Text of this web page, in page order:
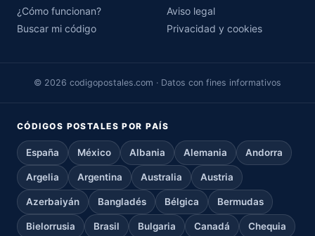
¿Cómo funcionan?
Buscar mi código
Aviso legal
Privacidad y cookies
© 2026 codigopostales.com · Datos con fines informativos
CÓDIGOS POSTALES POR PAÍS
España México Albania Alemania Andorra
Argelia Argentina Australia Austria
Azerbaiyán Bangladés Bélgica Bermudas
Bielorrusia Brasil Bulgaria Canadá Chequia